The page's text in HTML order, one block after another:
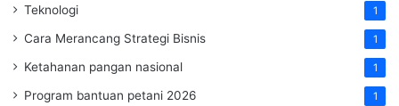
Teknologi 1
Cara Merancang Strategi Bisnis 1
Ketahanan pangan nasional 1
Program bantuan petani 2026 1